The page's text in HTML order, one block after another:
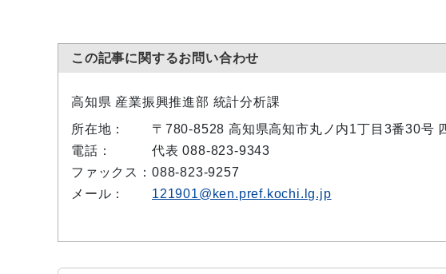
この記事に関するお問い合わせ
高知県 産業振興推進部 統計分析課
所在地：
〒780-8528 高知県高知市丸ノ内1丁目3番30号
電話：
代表 088-823-9343
ファックス： 088-823-9257
メール：
121901@ken.pref.kochi.lg.jp